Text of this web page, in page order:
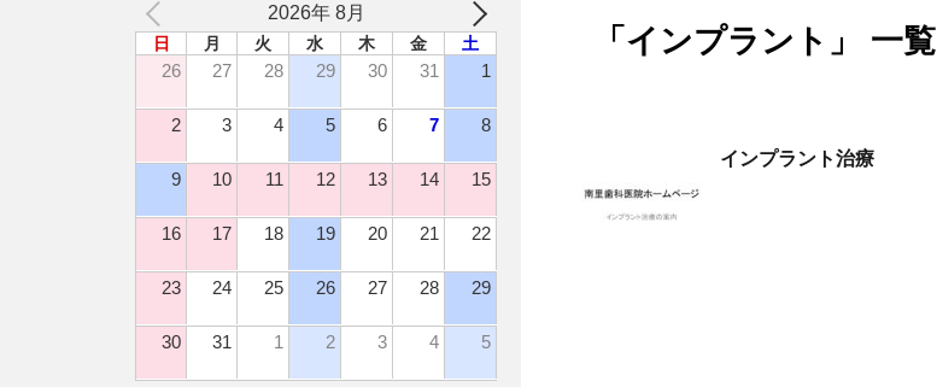
「インプラント」 一覧
インプラント治療
2026年 8月
日 月 火 水 木 金 土
26 27 28 29 30 31 1
2 3 4 5 6 7 8
9 10 11 12 13 14 15
16 17 18 19 20 21 22
23 24 25 26 27 28 29
30 31 1 2 3 4 5